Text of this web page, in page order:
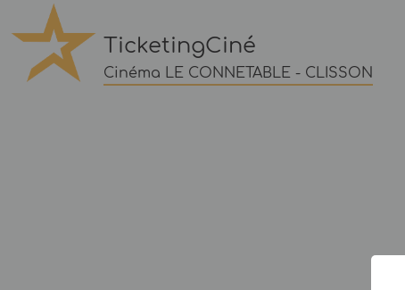
TicketingCiné
Cinéma LE CONNETABLE - CLISSON